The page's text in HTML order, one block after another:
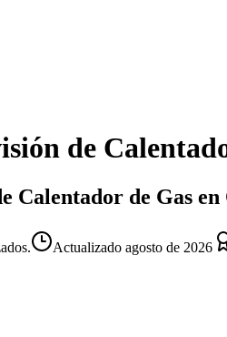
de
Calentador de Gas en
Actualizado agosto de 2026